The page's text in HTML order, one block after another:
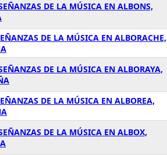
DE LA MÚSICA EN ALBONS,
DE LA MÚSICA EN ALBORACHE,
DE LA MÚSICA EN ALBORAYA,
DE LA MÚSICA EN ALBOREA,
DE LA MÚSICA EN ALBOX,